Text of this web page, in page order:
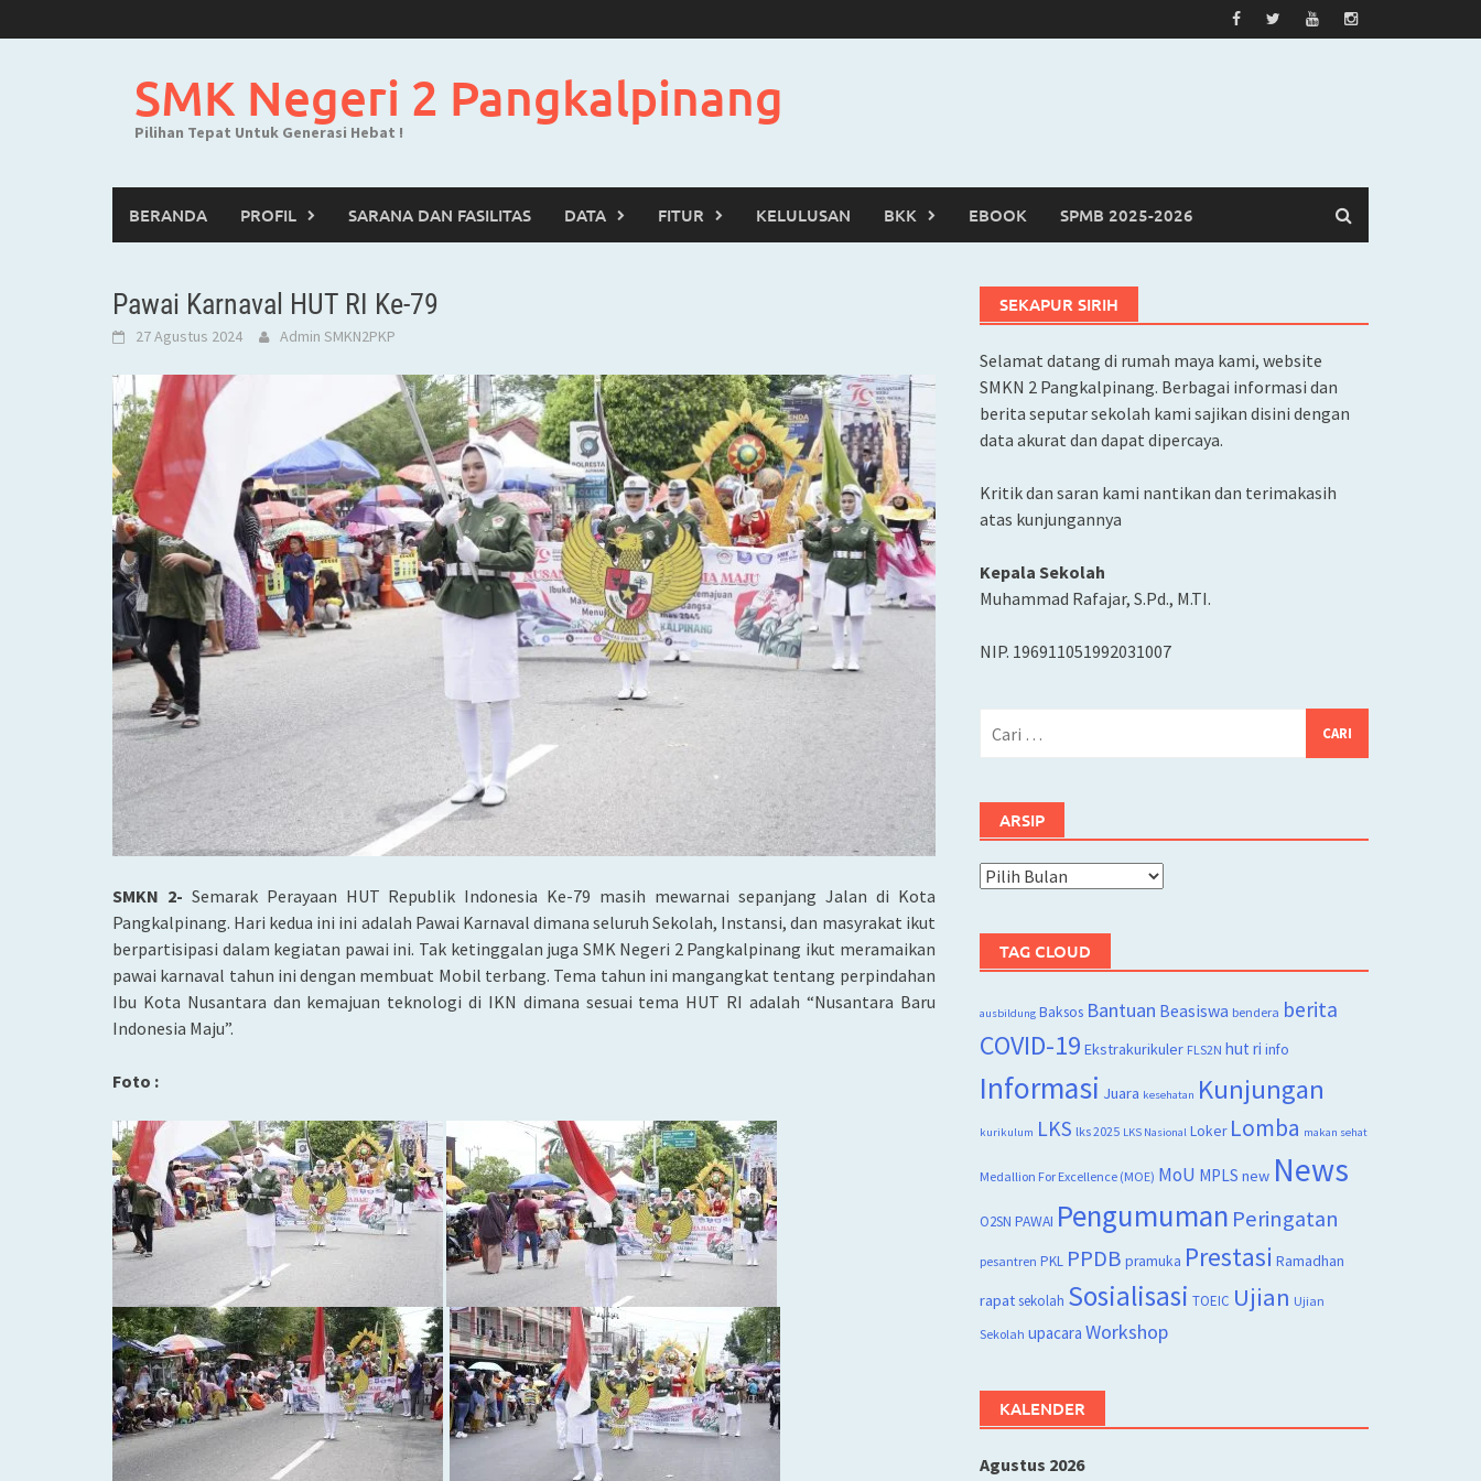
to
SMK Negeri 2 Pangkalpinang
Pilihan Tepat Untuk Generasi Hebat !
BERANDA PROFIL SARANA DAN FASILITAS DATA FITUR KELULUSAN BKK EBOOK SPMB 2025-2026
Pawai Karnaval HUT RI Ke-79
27 Agustus 2024 Admin SMKN2PKP
SMKN 2- Semarak Perayaan HUT Republik Indonesia Ke-79 masih mewarnai sepanjang Jalan di Kota
Pangkalpinang. Hari kedua ini ini adalah Pawai Karnaval dimana seluruh Sekolah, Instansi, dan masyrakat ikut
berpartisipasi dalam kegiatan pawai ini. Tak ketinggalan juga SMK Negeri 2 Pangkalpinang ikut meramaikan
pawai karnaval tahun ini dengan membuat Mobil terbang. Tema tahun ini mangangkat tentang perpindahan
Ibu Kota Nusantara dan kemajuan teknologi di IKN dimana sesuai tema HUT RI adalah “Nusantara Baru
Indonesia Maju”.
Foto :
SEKAPUR SIRIH
Selamat datang di rumah maya kami, website
SMKN 2 Pangkalpinang. Berbagai informasi dan
berita seputar sekolah kami sajikan disini dengan
data akurat dan dapat dipercaya.
Kritik dan saran kami nantikan dan terimakasih
atas kunjungannya
Kepala Sekolah
Muhammad Rafajar, S.Pd., M.TI.
NIP. 196911051992031007
ARSIP
Arsip
TAG CLOUD
ausbildung Baksos Bantuan Beasiswa bendera berita
COVID-19 Ekstrakurikuler FLS2N hut ri info
Informasi Juara kesehatan Kunjungan
kurikulum LKS lks 2025 LKS Nasional Loker Lomba makan sehat
Medallion For Excellence (MOE) MoU MPLS new News
O2SN PAWAI Pengumuman Peringatan
pesantren PKL PPDB pramuka Prestasi Ramadhan
rapatsekolah Sosialisasi TOEIC Ujian Ujian
Sekolah upacara Workshop
KALENDER
Agustus 2026